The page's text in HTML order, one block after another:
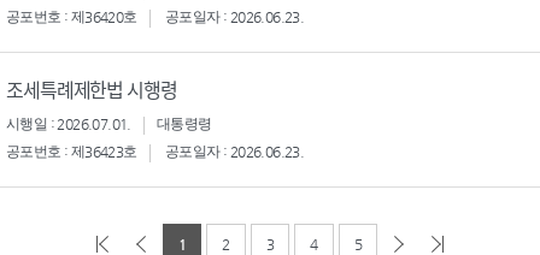
공포번호 : 제36420호
공포일자 : 2026.06.23.
조세특례제한법 시행령
시행일 : 2026.07.01.
대통령령
공포번호 : 제36423호
공포일자 : 2026.06.23.
1 2 3 4 5